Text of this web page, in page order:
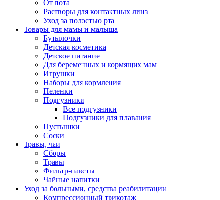
От пота
Растворы для контактных линз
Уход за полостью рта
Товары для мамы и малыша
Бутылочки
Детская косметика
Детское питание
Для беременных и кормящих мам
Игрушки
Наборы для кормления
Пеленки
Подгузники
Все подгузники
Подгузники для плавания
Пустышки
Соски
Травы, чаи
Сборы
Травы
Фильтр-пакеты
Чайные напитки
Уход за больными, средства реабилитации
Компрессионный трикотаж